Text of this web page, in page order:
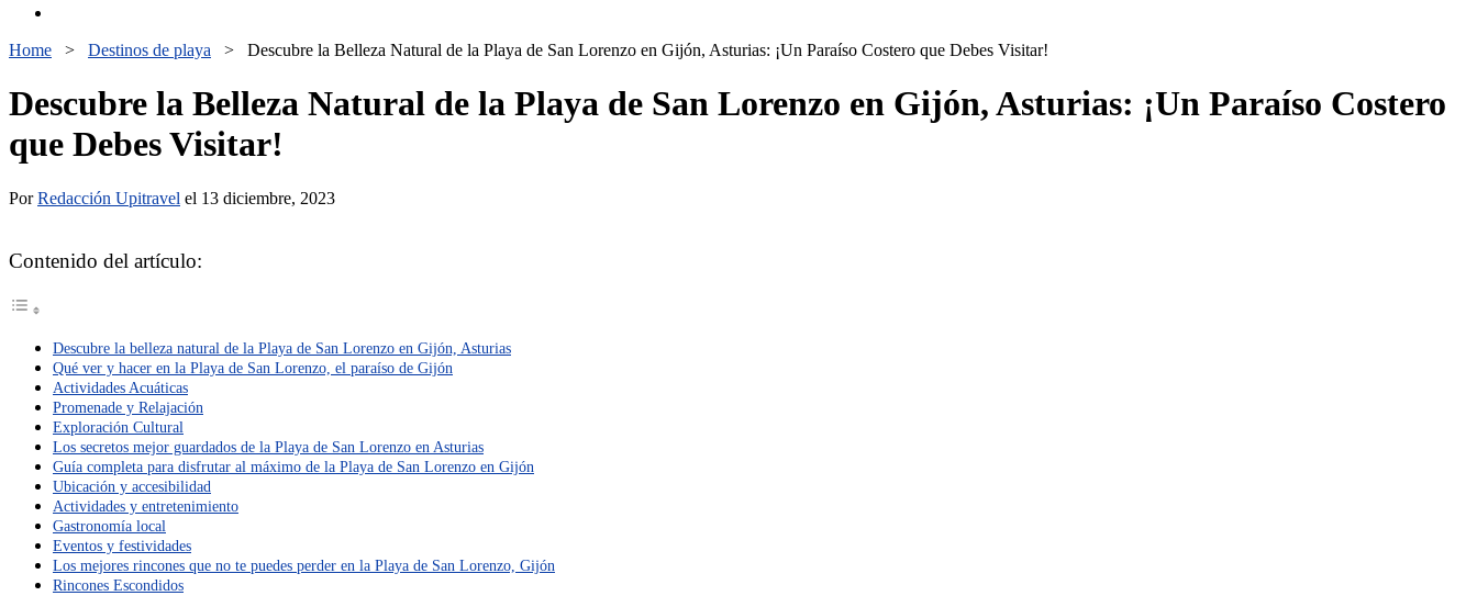
Home > Destinos de playa > Descubre la Belleza Natural de la Playa de San Lorenzo en Gijón, Asturias: ¡Un Paraíso Costero que Debes Visitar!
Descubre la Belleza Natural de la Playa de San Lorenzo en Gijón, Asturias: ¡Un Paraíso Costero
que Debes Visitar!
PorRedacción Upitravel el 13 diciembre, 2023
Contenido del artículo:
Descubre la belleza natural de la Playa de San Lorenzo en Gijón, Asturias
Qué ver y hacer en la Playa de San Lorenzo, el paraíso de Gijón
Actividades Acuáticas
Promenade y Relajación
Exploración Cultural
Los secretos mejor guardados de la Playa de San Lorenzo en Asturias
Guía completa para disfrutar al máximo de la Playa de San Lorenzo en Gijón
Ubicación y accesibilidad
Actividades y entretenimiento
Gastronomía local
Eventos y festividades
Los mejores rincones que no te puedes perder en la Playa de San Lorenzo, Gijón
Rincones Escondidos